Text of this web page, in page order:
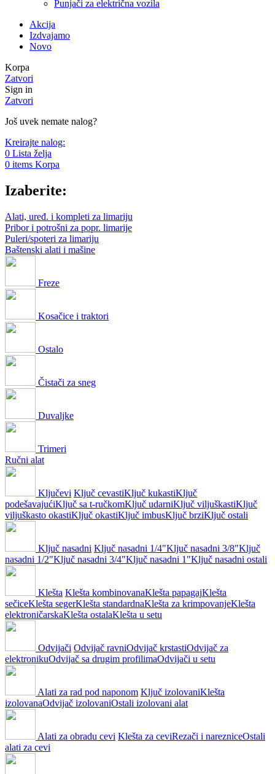
Punjači za električna vozila
Akcija
Izdvajamo
Novo
Korpa
Zatvori
Sign in
Zatvori
Još uvek nemate nalog?
Kreirajte nalog:
0 Lista želja
0 items Korpa
Izaberite:
Alati, uređ. i kompleti za limariju
Pribor i potrošni za popr. limarije
Puleri/spoteri za limariju
Baštenski alati i mašine
Freze
Kosačice i traktori
Ostalo
Čistači za sneg
Duvaljke
Trimeri
Ručni alat
Ključevi Ključ cevastiKljuč kukastiKljuč
podešavajućiKljuč sa t-ručkomKljuč udarniKljuč viljuškastiKljuč
viljuškasto okastiKljuč okastiKljuč imbusKljuč brziKljuč ostali
Ključ nasadni Ključ nasadni 1/4"Ključ nasadni 3/8"Ključ
nasadni 1/2"Ključ nasadni 3/4"Ključ nasadni 1"Ključ nasadni ostali
Klešta Klešta kombinovanaKlešta papagajKlešta
sečiceKlešta segerKlešta standardnaKlešta za krimpovanjeKlešta
elektroničarskaKlešta ostalaKlešta u setu
Odvijači Odvijač ravniOdvijač krstastiOdvijač za
elektronikuOdvijač sa drugim profilimaOdvijači u setu
Alati za rad pod naponom Ključ izolovaniKlešta
izolovanaOdvijač izolovaniOstali izolovani alat
Alati za obradu cevi Klešta za ceviRezači i narezniceOstali
alati za cevi